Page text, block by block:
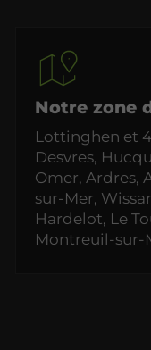
Notre zone
Lottinghen et
Desvres,
Omer, Ardres,
sur-Mer,
Hardelot, Le
Montreuil-sur-